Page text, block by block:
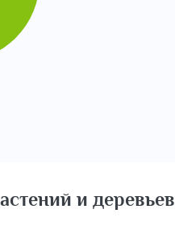
и деревьев